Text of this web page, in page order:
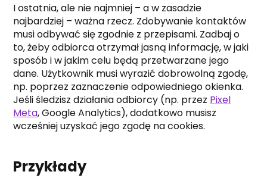
I ostatnia, ale nie najmniej – a w zasadzie
najbardziej – ważna rzecz. Zdobywanie kontaktów
musi odbywać się zgodnie z przepisami. Zadbaj o
to, żeby odbiorca otrzymał jasną informację, w jaki
sposób i w jakim celu będą przetwarzane jego
dane. Użytkownik musi wyrazić dobrowolną zgodę,
np. poprzez zaznaczenie odpowiedniego okienka.
Jeśli śledzisz działania odbiorcy (np. przez Pixel
Meta, Google Analytics), dodatkowo musisz
wcześniej uzyskać jego zgodę na cookies.
Przykłady